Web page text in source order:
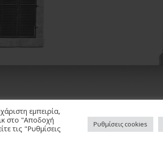
εμπειρία,
στο "Αποδοχή
τις "Ρυθμίσεις
Ρυθμίσεις cookies